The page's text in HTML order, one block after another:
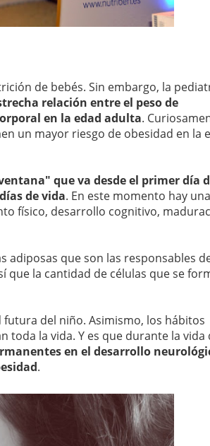
de bebés. Sin embargo, la
relación entre el peso de
en la edad adulta.
un mayor riesgo de obesidad en la
que va desde el primer día
de vida. En este momento hay
físico, desarrollo cognitivo,
adiposas que son las responsables
que la cantidad de células que se
del niño. Asimismo, los hábitos
la vida. Y es que durante la vida
en el desarrollo
.